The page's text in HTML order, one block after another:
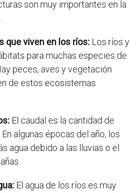
son muy importantes en la
que viven en los ríos: Los ríos y
para muchas especies de
peces, aves y vegetación
de estos ecosistemas
El caudal es la cantidad de
algunas épocas del año, los
agua debido a las lluvias o el
El agua de los ríos es muy